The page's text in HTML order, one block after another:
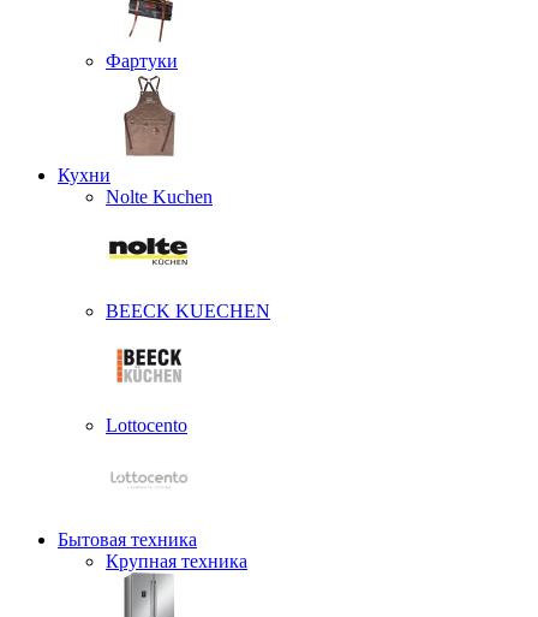
Фартуки
Кухни
Nolte Kuchen
BEECK KUECHEN
Lottocento
Бытовая техника
Крупная техника